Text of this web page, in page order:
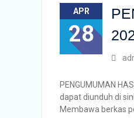
APR
28
PENGUMUMAN
dapat diunduh di
Membawa berkas